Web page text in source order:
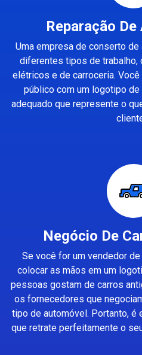
Reparação
Uma empresa de conserto
diferentes tipos de trabalho,
elétricos e de carroceria.
público com um logotipo
adequado que represente o
Negócio De
Se você for um vendedor
colocar as mãos em um
pessoas gostam de carros
os fornecedores que
tipo de automóvel. Portanto, é
que retrate perfeitamente o